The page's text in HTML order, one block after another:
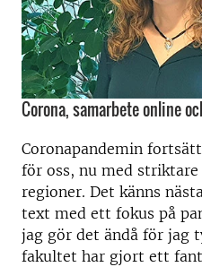
Corona, samarbete online
Coronapandemin
för oss, nu med
regioner. Det känns
text med ett fokus på
jag gör det ändå för jag
fakultet har gjort ett